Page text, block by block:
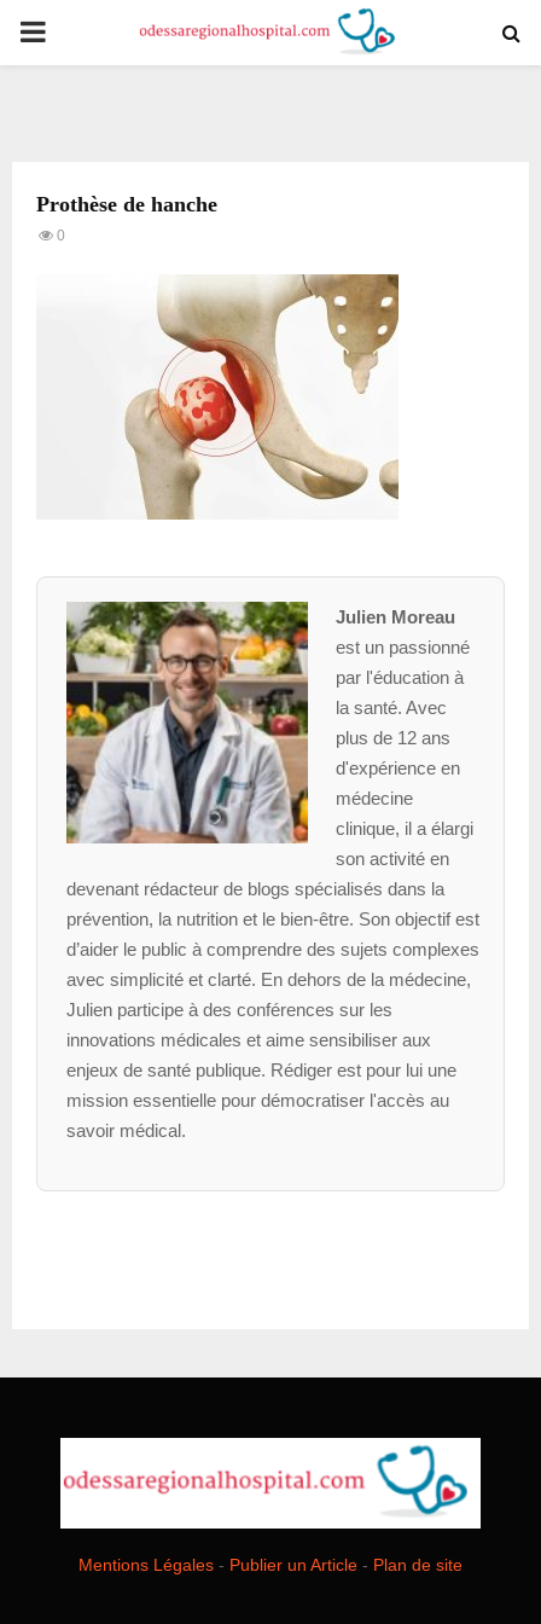
PRIMARY
Prothèse de hanche
0
Julien Moreau
est un passionné
par l'éducation à
la santé. Avec
plus de 12 ans
d'expérience en
médecine
clinique, il a élargi
son activité en
devenant rédacteur de blogs spécialisés dans la
prévention, la nutrition et le bien-être. Son objectif est
d’aider le public à comprendre des sujets complexes
avec simplicité et clarté. En dehors de la médecine,
Julien participe à des conférences sur les
innovations médicales et aime sensibiliser aux
enjeux de santé publique. Rédiger est pour lui une
mission essentielle pour démocratiser l'accès au
savoir médical.
Mentions Légales - Publier un Article - Plan de site